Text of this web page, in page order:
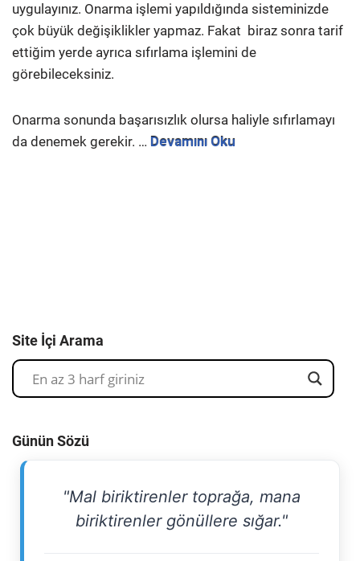
uygulayınız. Onarma işlemi yapıldığında sisteminizde
çok büyük değişiklikler yapmaz. Fakat biraz sonra tarif
ettiğim yerde ayrıca sıfırlama işlemini de
görebileceksiniz.
Onarma sonunda başarısızlık olursa haliyle sıfırlamayı
da denemek gerekir. … Devamını Oku
Site İçi Arama
Günün Sözü
"Mal biriktirenler toprağa, mana
biriktirenler gönüllere sığar."